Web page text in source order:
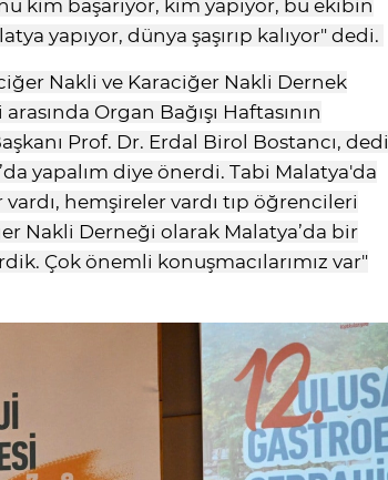
kim başarıyor, kim yapıyor, bu ekibin
yapıyor, dünya şaşırıp kalıyor" dedi.
Nakli ve Karaciğer Nakli Dernek
Organ Bağışı Haftasının
Prof. Dr. Erdal Birol Bostancı, dedi
yapalım diye önerdi. Tabi Malatya'da
hemşireler vardı tıp öğrencileri
Nakli Derneği olarak Malatya’da bir
Çok önemli konuşmacılarımız var"